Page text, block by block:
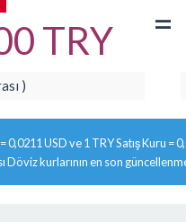
TRY =
)
0,0211 USD ve 1 TRY Satış Kuru
Döviz kurlarının en son